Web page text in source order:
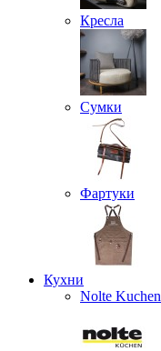
Кресла
Сумки
Фартуки
Кухни
Nolte Kuchen